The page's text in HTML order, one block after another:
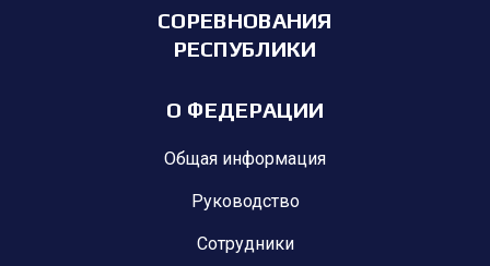
СОРЕВНОВАНИЯ
РЕСПУБЛИКИ
О ФЕДЕРАЦИИ
Общая информация
Руководство
Сотрудники